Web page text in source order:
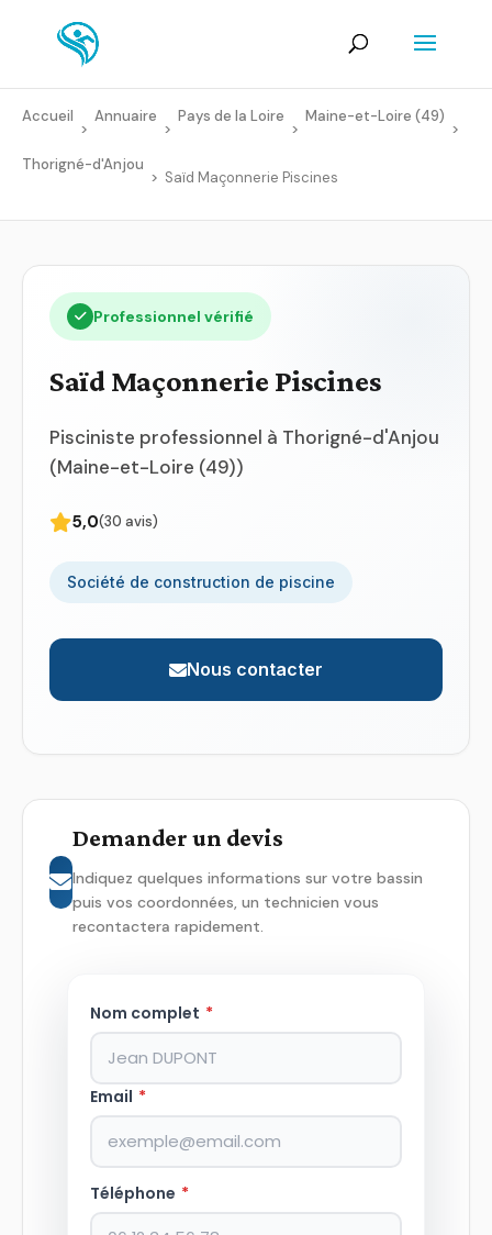
Accueil
>
Annuaire
>
Pays de la Loire
>
Maine-et-Loire (49)
>
Thorigné-d'Anjou
> Saïd Maçonnerie Piscines
Professionnel vérifié
Saïd Maçonnerie Piscines
Pisciniste professionnel à Thorigné-d'Anjou
(Maine-et-Loire (49))
5,0(30 avis)
Société de construction de piscine
Nous contacter
Demander un devis
Indiquez quelques informations sur votre bassin
puis vos coordonnées, un technicien vous
recontactera rapidement.
Nom complet *
Email *
Téléphone *